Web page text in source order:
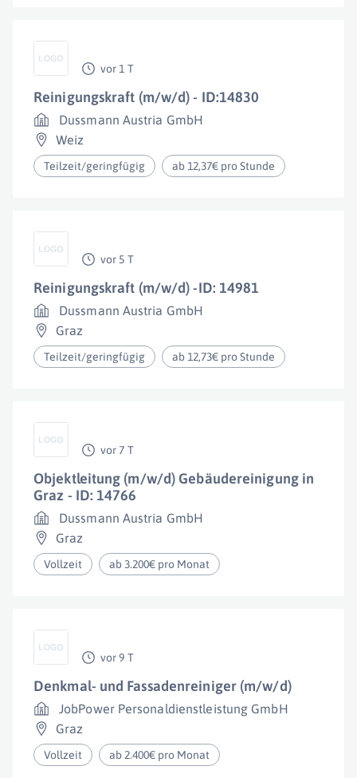
vor 1 T
Reinigungskraft (m/w/d) - ID:14830
Dussmann Austria GmbH
Weiz
Teilzeit/geringfügig ab 12,37€ pro Stunde
vor 5 T
Reinigungskraft (m/w/d) -ID: 14981
Dussmann Austria GmbH
Graz
Teilzeit/geringfügig ab 12,73€ pro Stunde
vor 7 T
Objektleitung (m/w/d) Gebäudereinigung in
Graz - ID: 14766
Dussmann Austria GmbH
Graz
Vollzeit ab 3.200€ pro Monat
vor 9 T
Denkmal- und Fassadenreiniger (m/w/d)
JobPower Personaldienstleistung GmbH
Graz
Vollzeit ab 2.400€ pro Monat